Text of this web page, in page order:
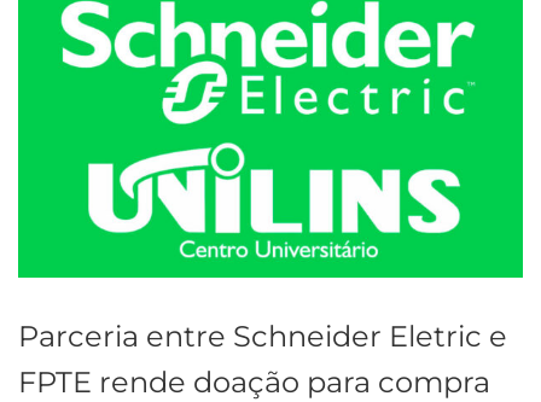
Parceria entre Schneider Eletric e
FPTE rende doação para compra